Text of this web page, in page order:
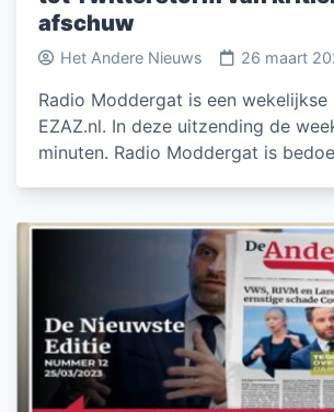
afschuw
Het Andere Nieuws 26 maart
Radio Moddergat is een
EZAZ.nl. In deze uitzending de
minuten. Radio Moddergat is